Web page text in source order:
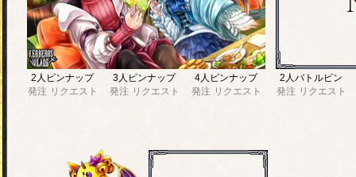
2人ピンナップ
発注 リクエスト
3人ピンナップ
発注 リクエスト
4人ピンナップ
発注 リクエスト
2人バトルピン
発注 リクエスト